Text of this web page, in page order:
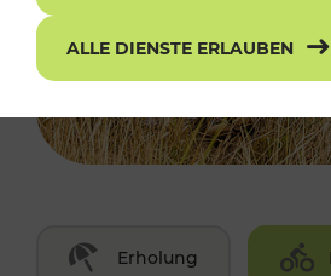
Erholung
ALLE DIENSTE ERLAUBEN